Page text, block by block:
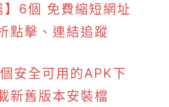
】6個 免費縮短網址
點擊、連結追蹤
安全可用的APK下
新舊版本安裝檔